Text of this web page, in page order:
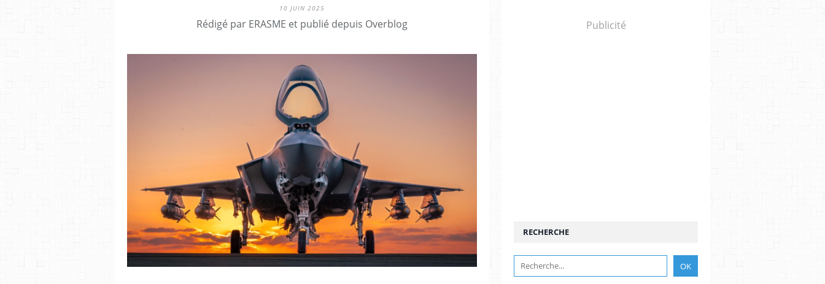
10 JUIN 2025
Rédigé par ERASME et publié depuis Overblog Publicité
RECHERCHE